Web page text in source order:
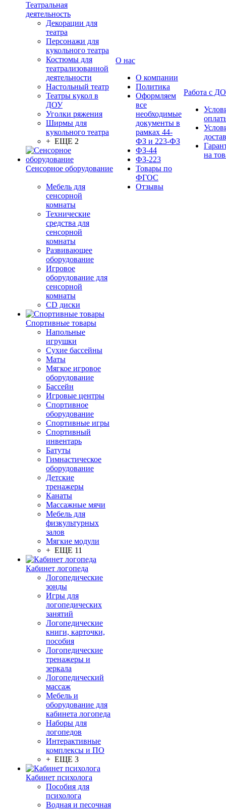
Театральная
деятельность
Декорации для
театра
Персонажи для
кукольного театра
Костюмы для
театрализованной
деятельности
Настольный театр
Театры кукол в
ДОУ
Уголки ряжения
Ширмы для
кукольного театра
+ ЕЩЕ 2
Сенсорное оборудование
Мебель для
сенсорной
комнаты
Технические
средства для
сенсорной
комнаты
Развивающее
оборудование
Игровое
оборудование для
сенсорной
комнаты
CD диски
Спортивные товары
Напольные
игрушки
Сухие бассейны
Маты
Мягкое игровое
оборудование
Бассейн
Игровые центры
Спортивное
оборудование
Спортивные игры
Спортивный
инвентарь
Батуты
Гимнастическое
оборудование
Детские
тренажеры
Канаты
Массажные мячи
Мебель для
физкультурных
залов
Мягкие модули
+ ЕЩЕ 11
Кабинет логопеда
Логопедические
зонды
Игры для
логопедических
занятий
Логопедические
книги, карточки,
пособия
Логопедические
тренажеры и
зеркала
Логопедический
массаж
Мебель и
оборудование для
кабинета логопеда
Наборы для
логопедов
Интерактивные
комплексы и ПО
+ ЕЩЕ 3
Кабинет психолога
Пособия для
психолога
Водная и песочная
О нас
О компании
Политика
Оформляем
все
необходимые
документы в
рамках 44-
ФЗ и 223-ФЗ
ФЗ-44
ФЗ-223
Товары по
ФГОС
Отзывы
Работа с
на